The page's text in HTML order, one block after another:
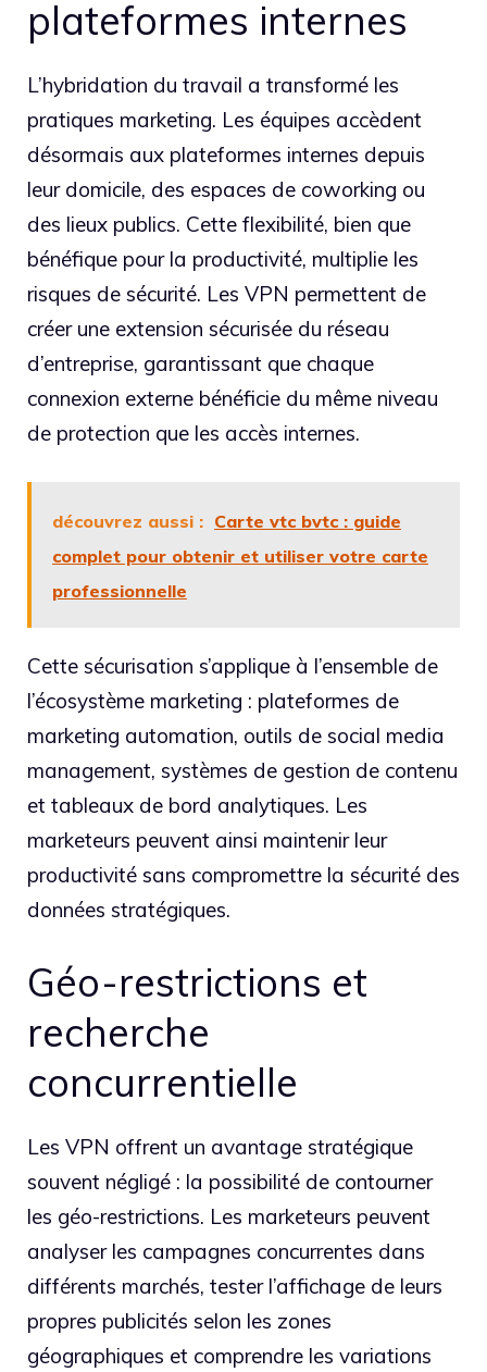
plateformes internes
L’hybridation du travail a transformé les
pratiques marketing. Les équipes accèdent
désormais aux plateformes internes depuis
leur domicile, des espaces de coworking ou
des lieux publics. Cette flexibilité, bien que
bénéfique pour la productivité, multiplie les
risques de sécurité. Les VPN permettent de
créer une extension sécurisée du réseau
d’entreprise, garantissant que chaque
connexion externe bénéficie du même niveau
de protection que les accès internes.
découvrez aussi : Carte vtc bvtc : guide
complet pour obtenir et utiliser votre carte
professionnelle
Cette sécurisation s’applique à l’ensemble de
l’écosystème marketing : plateformes de
marketing automation, outils de social media
management, systèmes de gestion de contenu
et tableaux de bord analytiques. Les
marketeurs peuvent ainsi maintenir leur
productivité sans compromettre la sécurité des
données stratégiques.
Géo-restrictions et
recherche
concurrentielle
Les VPN offrent un avantage stratégique
souvent négligé : la possibilité de contourner
les géo-restrictions. Les marketeurs peuvent
analyser les campagnes concurrentes dans
différents marchés, tester l’affichage de leurs
propres publicités selon les zones
géographiques et comprendre les variations